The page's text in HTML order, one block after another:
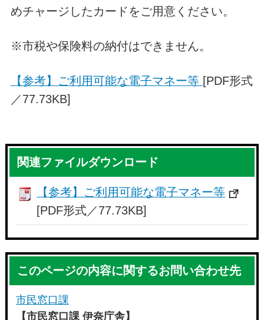
めチャージしたカードをご用意ください。
※市税や保険料の納付はできません。
【参考】ご利用可能な電子マネー等 [PDF形式
／77.73KB]
関連ファイルダウンロード
【参考】ご利用可能な電子マネー等
[PDF形式／77.73KB]
このページの内容に関するお問い合わせ先
市民窓口課
【市民窓口課 伊奈庁舎】